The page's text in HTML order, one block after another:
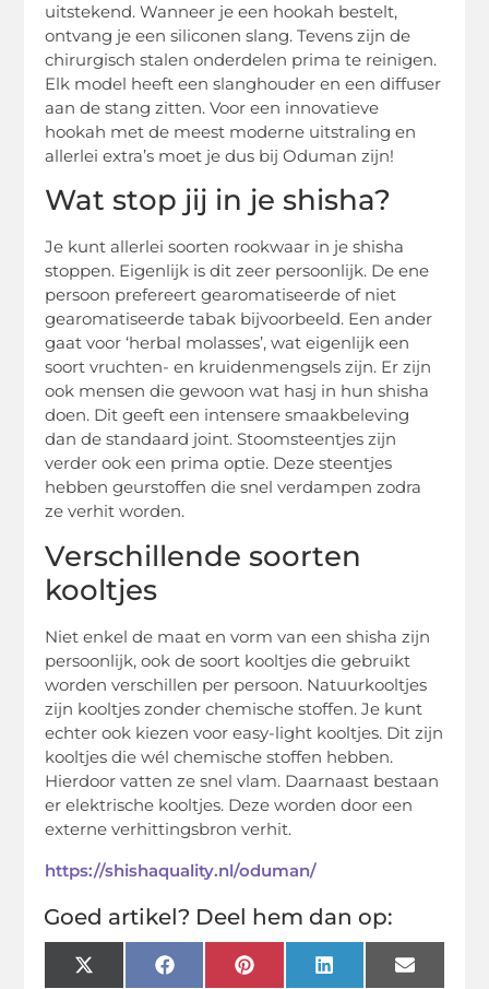
uitstekend. Wanneer je een hookah bestelt,
ontvang je een siliconen slang. Tevens zijn de
chirurgisch stalen onderdelen prima te reinigen.
Elk model heeft een slanghouder en een diffuser
aan de stang zitten. Voor een innovatieve
hookah met de meest moderne uitstraling en
allerlei extra’s moet je dus bij Oduman zijn!
Wat stop jij in je shisha?
Je kunt allerlei soorten rookwaar in je shisha
stoppen. Eigenlijk is dit zeer persoonlijk. De ene
persoon prefereert gearomatiseerde of niet
gearomatiseerde tabak bijvoorbeeld. Een ander
gaat voor ‘herbal molasses’, wat eigenlijk een
soort vruchten- en kruidenmengsels zijn. Er zijn
ook mensen die gewoon wat hasj in hun shisha
doen. Dit geeft een intensere smaakbeleving
dan de standaard joint. Stoomsteentjes zijn
verder ook een prima optie. Deze steentjes
hebben geurstoffen die snel verdampen zodra
ze verhit worden.
Verschillende soorten
kooltjes
Niet enkel de maat en vorm van een shisha zijn
persoonlijk, ook de soort kooltjes die gebruikt
worden verschillen per persoon. Natuurkooltjes
zijn kooltjes zonder chemische stoffen. Je kunt
echter ook kiezen voor easy-light kooltjes. Dit zijn
kooltjes die wél chemische stoffen hebben.
Hierdoor vatten ze snel vlam. Daarnaast bestaan
er elektrische kooltjes. Deze worden door een
externe verhittingsbron verhit.
https://shishaquality.nl/oduman/
Goed artikel? Deel hem dan op:
X
FacebookPinterestLinkedInEmail